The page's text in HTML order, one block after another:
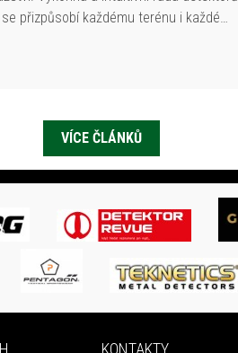
se přizpůsobí každému terénu i každé…
VÍCE ČLÁNKŮ